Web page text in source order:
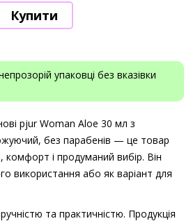
упаковці без вказівки
pjur Woman Aloe 30 мл з
без парабенів — це товар
комфорт і продуманий вибір. Він
використання або як варіант для
та практичністю. Продукція